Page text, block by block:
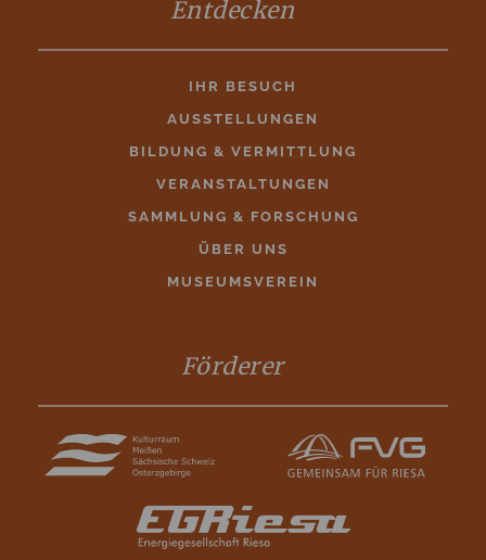
Entdecken
IHR BESUCH
AUSSTELLUNGEN
BILDUNG & VERMITTLUNG
VERANSTALTUNGEN
SAMMLUNG & FORSCHUNG
ÜBER UNS
MUSEUMSVEREIN
Förderer